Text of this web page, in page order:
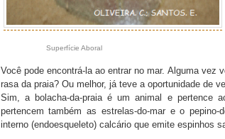
Superfície Aboral
Você pode encontrá-la ao entrar no mar. Alguma vez
rasa da praia? Ou melhor, já teve a oportunidade de
Sim, a bolacha-da-praia é um animal e pertence
pertencem também as estrelas-do-mar e o
interno (endoesqueleto) calcário que emite espinhos